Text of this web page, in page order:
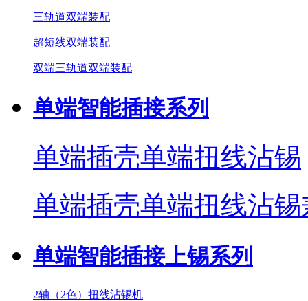
三轨道双端装配
超短线双端装配
双端三轨道双端装配
单端智能插接系列
单端插壳单端扭线沾锡
单端插壳单端扭线沾
单端智能插接上锡系列
2轴（2色）扭线沾锡机